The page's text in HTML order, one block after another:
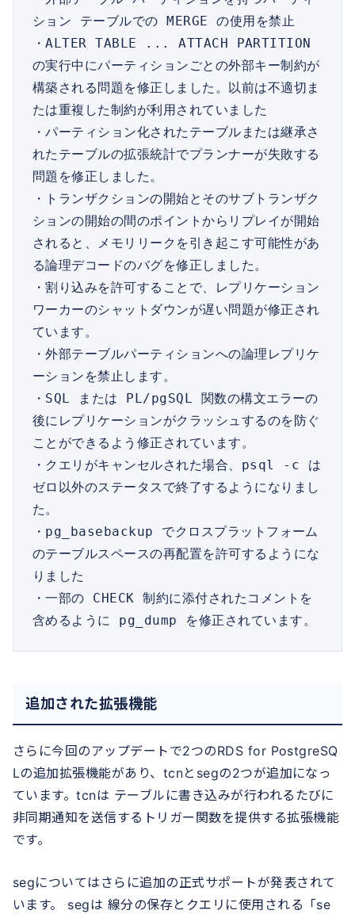
ション テーブルでの MERGE の使用を禁止
・ALTER TABLE ... ATTACH PARTITION
の実行中にパーティションごとの外部キー制約が
構築される問題を修正しました。以前は不適切ま
たは重複した制約が利用されていました
・パーティション化されたテーブルまたは継承さ
れたテーブルの拡張統計でプランナーが失敗する
問題を修正しました。
・トランザクションの開始とそのサブトランザク
ションの開始の間のポイントからリプレイが開始
されると、メモリリークを引き起こす可能性があ
る論理デコードのバグを修正しました。
・割り込みを許可することで、レプリケーション
ワーカーのシャットダウンが遅い問題が修正され
ています。
・外部テーブルパーティションへの論理レプリケ
ーションを禁止します。
・SQL または PL/pgSQL 関数の構文エラーの
後にレプリケーションがクラッシュするのを防ぐ
ことができるよう修正されています。
・クエリがキャンセルされた場合、psql -c は
ゼロ以外のステータスで終了するようになりまし
た。
・pg_basebackup でクロスプラットフォーム
のテーブルスペースの再配置を許可するようにな
りました
・一部の CHECK 制約に添付されたコメントを
含めるように pg_dump を修正されています。
追加された拡張機能
さらに今回のアップデートで2つのRDS for PostgreSQ
Lの追加拡張機能があり、tcnとsegの2つが追加になっ
ています。tcnは テーブルに書き込みが行われるたびに
非同期通知を送信するトリガー関数を提供する拡張機能
です。
segについてはさらに追加の正式サポートが発表されて
います。 segは 線分の保存とクエリに使用される「se